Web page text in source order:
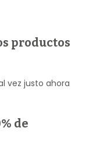
productos
vez justo ahora
de